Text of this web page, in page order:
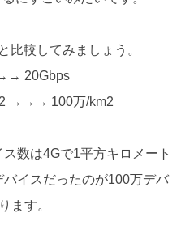
比較してみましょう。
20Gbps
→→→ 100万/km2
数は4Gで1平方キロメート
イスだったのが100万デバ
ます。